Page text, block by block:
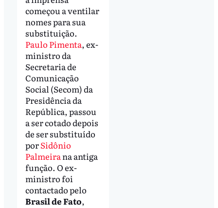
começou a ventilar
nomes para sua
substituição.
Paulo Pimenta, ex-
ministro da
Secretaria de
Comunicação
Social (Secom) da
Presidência da
República, passou
a ser cotado depois
de ser substituído
porSidônio
Palmeira na antiga
função. O ex-
ministro foi
contactado pelo
Brasil de Fato,